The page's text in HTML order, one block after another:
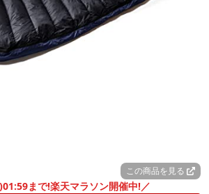
この商品を見る
まで!楽天マラソン開催中!／